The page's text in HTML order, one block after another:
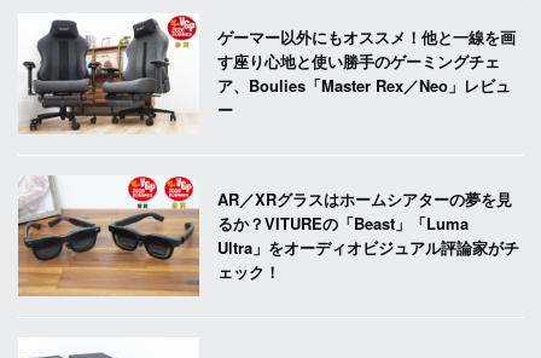
ゲーマー以外にもオススメ！他と一線を画
す座り心地と使い勝手のゲーミングチェ
ア、Boulies「Master Rex／Neo」レビュ
ー
AR／XRグラスはホームシアターの夢を見
るか？VITUREの「Beast」「Luma
Ultra」をオーディオビジュアル評論家がチ
ェック！